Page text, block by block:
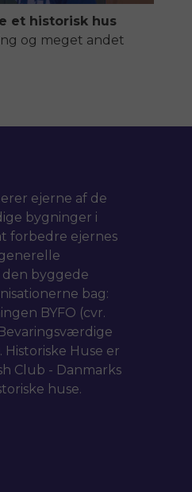
et historisk hus
og meget andet
ejerne af de
bygninger i
forbedre ejernes
byggede
bag:
BYFO (cvr.
Historiske Huse er
Club - Danmarks
huse.